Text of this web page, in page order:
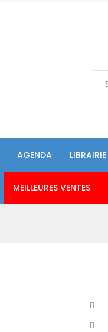
AGENDA LIBRAIRIE
MEILLEURES VENTES